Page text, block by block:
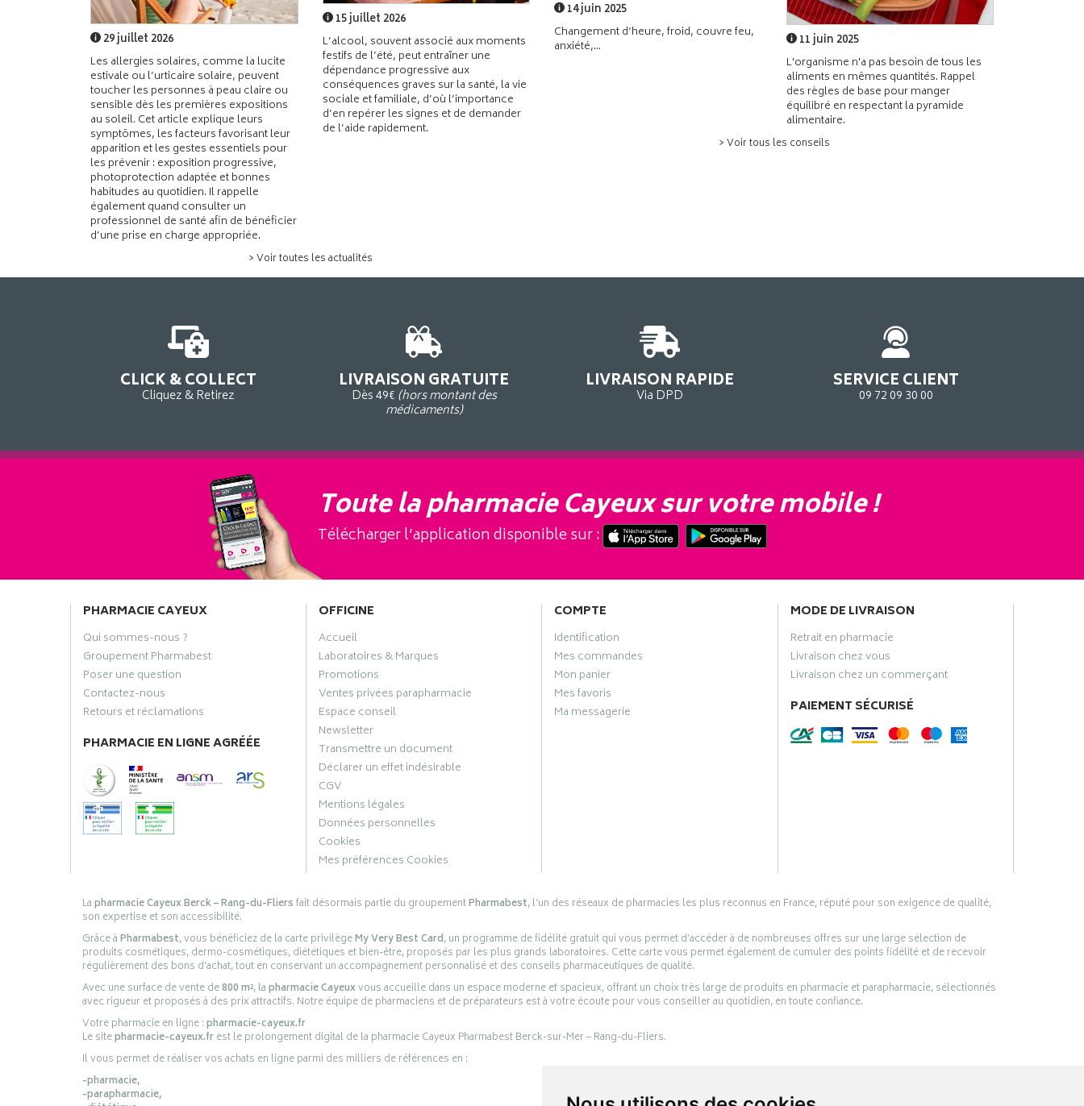
29 juillet 2026
Les allergies solaires, comme la lucite
estivale ou l’urticaire solaire, peuvent
toucher les personnes à peau claire ou
sensible dès les premières expositions
au soleil. Cet article explique leurs
symptômes, les facteurs favorisant leur
apparition et les gestes essentiels pour
les prévenir : exposition progressive,
photoprotection adaptée et bonnes
habitudes au quotidien. Il rappelle
également quand consulter un
professionnel de santé afin de bénéficier
d’une prise en charge appropriée.
15 juillet 2026
L’alcool, souvent associé aux moments
festifs de l’été, peut entraîner une
dépendance progressive aux
conséquences graves sur la santé, la vie
sociale et familiale, d’où l’importance
d’en repérer les signes et de demander
de l’aide rapidement.
> Voir toutes les actualités
14 juin 2025
Changement d’heure, froid, couvre feu,
anxiété,...
11 juin 2025
L'organisme n'a pas besoin de tous les
aliments en mêmes quantités. Rappel
des règles de base pour manger
équilibré en respectant la pyramide
alimentaire.
> Voir tous les conseils
CLICK & COLLECT
Cliquez & Retirez
LIVRAISON GRATUITE
Dès 49€ (hors montant des
médicaments)
LIVRAISON RAPIDE
Via DPD
SERVICE CLIENT
09 72 09 30 00
Toute la pharmacie Cayeux sur votre mobile !
Télécharger l’application disponible sur :
PHARMACIE CAYEUX
Qui sommes-nous ?
Groupement Pharmabest
Poser une question
Contactez-nous
Retours et réclamations
PHARMACIE EN LIGNE AGRÉÉE
OFFICINE
Accueil
Laboratoires & Marques
Promotions
Ventes privées parapharmacie
Espace conseil
Newsletter
Transmettre un document
Déclarer un effet indésirable
CGV
Mentions légales
Données personnelles
Cookies
Mes préférences Cookies
COMPTE
Identification
Mes commandes
Mon panier
Mes favoris
Ma messagerie
MODE DE LIVRAISON
Retrait en pharmacie
Livraison chez vous
Livraison chez un commerçant
PAIEMENT SÉCURISÉ
Lapharmacie Cayeux Berck – Rang-du-Fliersfait désormais partie du groupementPharmabest, l’un des réseaux de pharmacies les plus reconnus en France, réputé pour son exigence de qualité,
son expertise et son accessibilité.
Grâce àPharmabest, vous bénéficiez de la carte privilègeMy Very Best Card, un programme de fidélité gratuit qui vous permet d’accéder à de nombreuses offres sur une large sélection de
produits cosmétiques, dermo-cosmétiques, diététiques et bien-être, proposés par les plus grands laboratoires. Cette carte vous permet également de cumuler des points fidélité et de recevoir
régulièrement des bons d’achat, tout en conservant un accompagnement personnalisé et des conseils pharmaceutiques de qualité.
Avec une surface de vente de800 m², lapharmacie Cayeuxvous accueille dans un espace moderne et spacieux, offrant un choix très large de produits en pharmacie et parapharmacie, sélectionnés
avec rigueur et proposés à des prix attractifs. Notre équipe de pharmaciens et de préparateurs est à votre écoute pour vous conseiller au quotidien, en toute confiance.
Votre pharmacie en ligne :pharmacie-cayeux.fr
Le sitepharmacie-cayeux.frest le prolongement digital de la pharmacie Cayeux Pharmabest Berck-sur-Mer – Rang-du-Fliers.
Il vous permet de réaliser vos achats en ligne parmi des milliers de références en :
-pharmacie,
-parapharmacie,